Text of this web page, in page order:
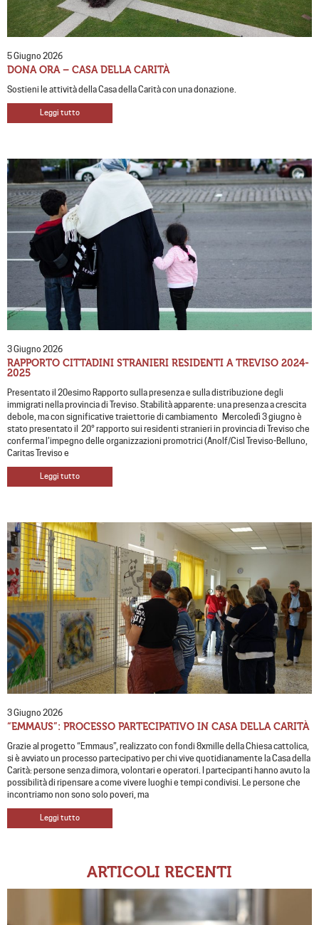
5 Giugno 2026
DONA ORA – CASA DELLA CARITÀ
Sostieni le attività della Casa della Carità con una donazione.
Leggi tutto
3 Giugno 2026
RAPPORTO CITTADINI STRANIERI RESIDENTI A TREVISO 2024-
2025
Presentato il 20esimo Rapporto sulla presenza e sulla distribuzione degli
immigrati nella provincia di Treviso. Stabilità apparente: una presenza a crescita
debole, ma con significative traiettorie di cambiamento Mercoledì 3 giugno è
stato presentato il 20° rapporto sui residenti stranieri in provincia di Treviso che
conferma l’impegno delle organizzazioni promotrici (Anolf/Cisl Treviso-Belluno,
Caritas Treviso e
Leggi tutto
3 Giugno 2026
“EMMAUS”: PROCESSO PARTECIPATIVO IN CASA DELLA CARITÀ
Grazie al progetto “Emmaus”, realizzato con fondi 8xmille della Chiesa cattolica,
si è avviato un processo partecipativo per chi vive quotidianamente la Casa della
Carità: persone senza dimora, volontari e operatori. I partecipanti hanno avuto la
possibilità di ripensare a come vivere luoghi e tempi condivisi. Le persone che
incontriamo non sono solo poveri, ma
Leggi tutto
ARTICOLI RECENTI